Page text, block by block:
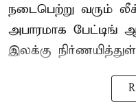
நடைபெற்று வரும்
அபாரமாக பேட்டிங்
இலக்கு